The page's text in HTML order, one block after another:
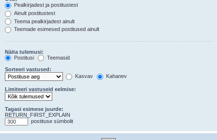
Pealkirjadest ja postitustest
Ainult postitustest
Teema pealkirjadest ainult
Teemade esimesed postitused ainult
Näita tulemusi:
Postitusi
Teemasid
Sorteeri vastused:
Kasvav
Kahanev
Limiteeri vastuseid eelmise:
Tagasi esimese juurde:
RETURN_FIRST_EXPLAIN
postituse sümbolit